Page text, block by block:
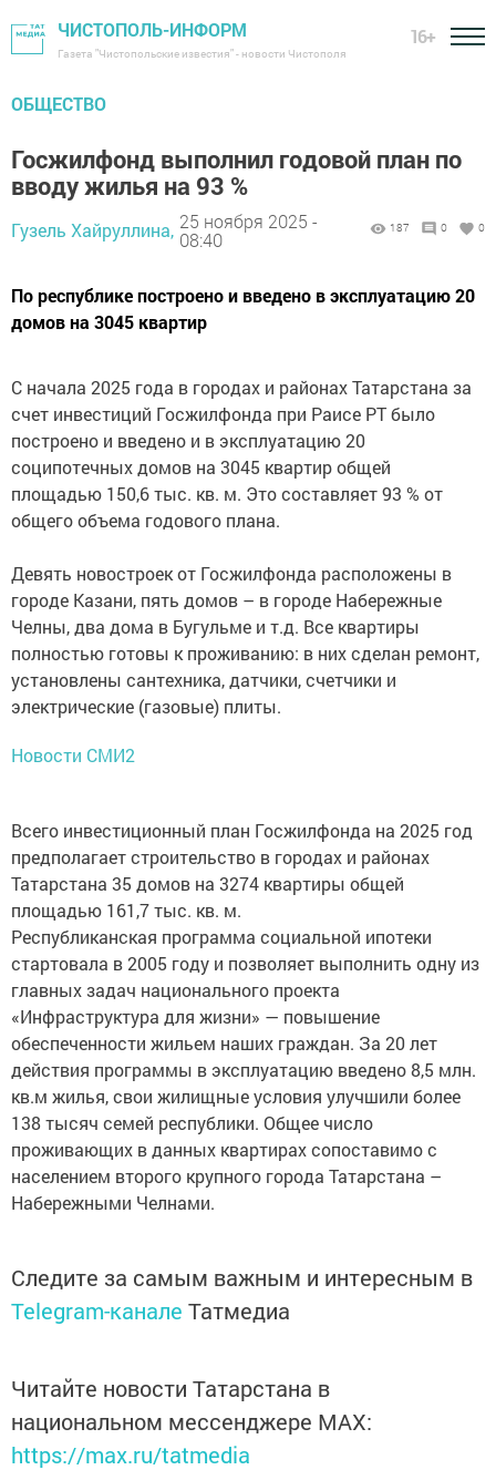
ЧИСТОПОЛЬ-ИНФОРМ
Газета "Чистопольские известия" - новости Чистополя
16+
ОБЩЕСТВО
Госжилфонд выполнил годовой план по
вводу жилья на 93 %
Гузель Хайруллина, 25 ноября 2025 -
08:40
187 0 0
По республике построено и введено в эксплуатацию 20
домов на 3045 квартир
С начала 2025 года в городах и районах Татарстана за
счет инвестиций Госжилфонда при Раисе РТ было
построено и введено и в эксплуатацию 20
соципотечных домов на 3045 квартир общей
площадью 150,6 тыс. кв. м. Это составляет 93 % от
общего объема годового плана.
Девять новостроек от Госжилфонда расположены в
городе Казани, пять домов – в городе Набережные
Челны, два дома в Бугульме и т.д. Все квартиры
полностью готовы к проживанию: в них сделан ремонт,
установлены сантехника, датчики, счетчики и
электрические (газовые) плиты.
Новости СМИ2
Всего инвестиционный план Госжилфонда на 2025 год
предполагает строительство в городах и районах
Татарстана 35 домов на 3274 квартиры общей
площадью 161,7 тыс. кв. м.
Республиканская программа социальной ипотеки
стартовала в 2005 году и позволяет выполнить одну из
главных задач национального проекта
«Инфраструктура для жизни» — повышение
обеспеченности жильем наших граждан. За 20 лет
действия программы в эксплуатацию введено 8,5 млн.
кв.м жилья, свои жилищные условия улучшили более
138 тысяч семей республики. Общее число
проживающих в данных квартирах сопоставимо с
населением второго крупного города Татарстана –
Набережными Челнами.
Следите за самым важным и интересным в
Telegram-канале Татмедиа
Читайте новости Татарстана в
национальном мессенджере MАХ:
https://max.ru/tatmedia